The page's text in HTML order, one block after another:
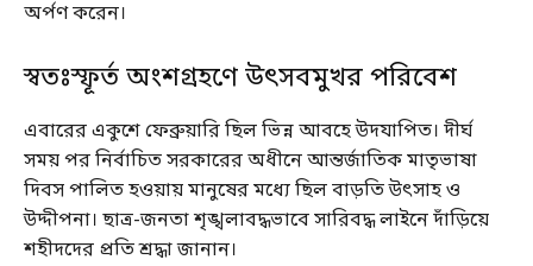
অর্পণ করেন।
স্বতঃস্ফূর্ত অংশগ্রহণে উৎসবমুখর পরিবেশ
এবারের একুশে ফেব্রুয়ারি ছিল ভিন্ন আবহে উদযাপিত। দীর্ঘ
সময় পর নির্বাচিত সরকারের অধীনে আন্তর্জাতিক মাতৃভাষা
দিবস পালিত হওয়ায় মানুষের মধ্যে ছিল বাড়তি উৎসাহ ও
উদ্দীপনা। ছাত্র-জনতা শৃঙ্খলাবদ্ধভাবে সারিবদ্ধ লাইনে দাঁড়িয়ে
শহীদদের প্রতি শ্রদ্ধা জানান।